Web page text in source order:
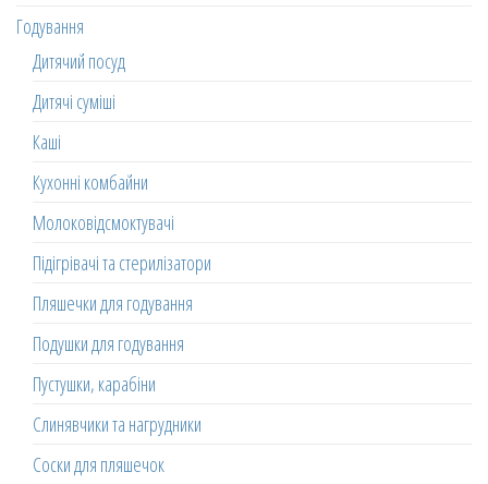
Годування
Дитячий посуд
Дитячі суміші
Каші
Кухонні комбайни
Молоковідсмоктувачі
Підігрівачі та стерилізатори
Пляшечки для годування
Подушки для годування
Пустушки, карабіни
Слинявчики та нагрудники
Соски для пляшечок